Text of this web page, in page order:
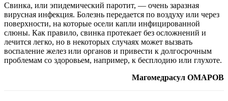
Свинка, или эпидемический паротит, — очень заразная
вирусная инфекция. Болезнь передается по воздуху или через
поверхности, на которые осели капли инфицированной
слюны. Как правило, свинка протекает без осложнений и
лечится легко, но в некоторых случаях может вызвать
воспаление желез или органов и привести к долгосрочным
проблемам со здоровьем, например, к бесплодию или глухоте.
Магомедрасул ОМАРОВ